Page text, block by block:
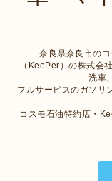
奈良県奈良市の
（KeePer）の株式会
洗車
フルサービスのガソリ
コスモ石油特約店・